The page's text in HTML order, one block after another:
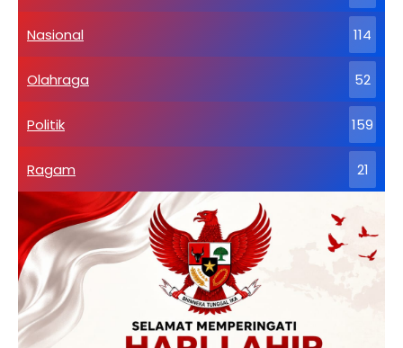
Nasional 114
Olahraga 52
Politik 159
Ragam 21